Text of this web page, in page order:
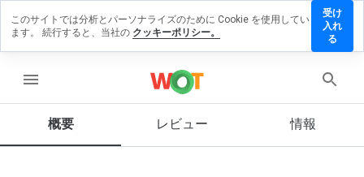
menu
概要 レビュー 情報
ビュー
このサイトでは分析とパーソナライズのために Cookie を使用してい
ます。 続行すると、当社の クッキーポリシー。
受け
入れ
る